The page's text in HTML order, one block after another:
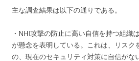
主な調査結果は以下の通りである。
・NHI攻撃の防止に高い自信を持つ組織
が懸念を表明している。これは、リスク
の、現在のセキュリティ対策に自信がな